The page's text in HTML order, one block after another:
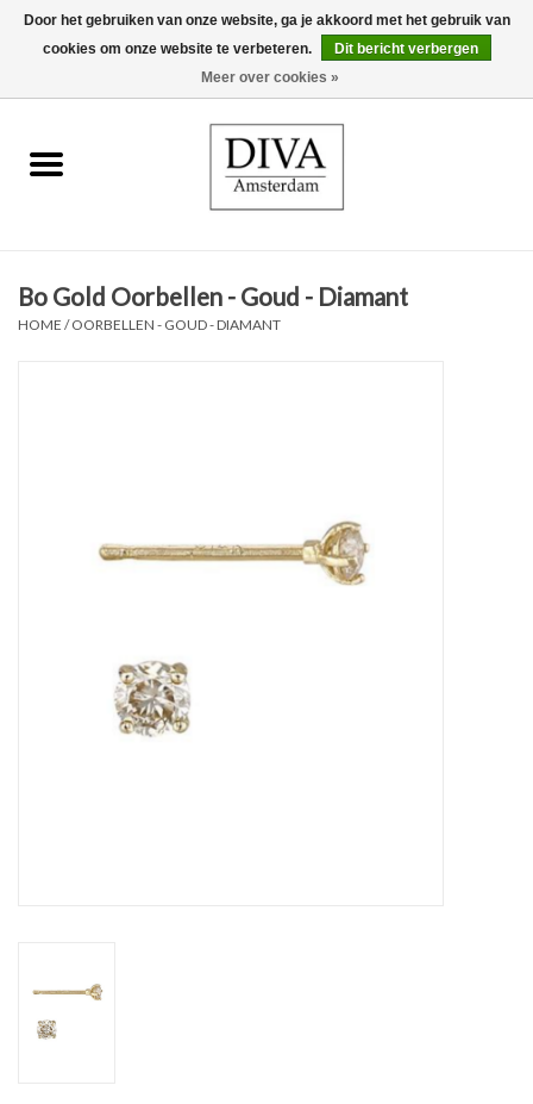
0 Artikelen - €0,00
Oorbellen
Ringen
Bo Gold Oorbellen - Goud - Diamant
HOME /OORBELLEN - GOUD - DIAMANT
Door het gebruiken van onze website, ga je akkoord met het gebruik van
cookies om onze website te verbeteren.
Dit bericht verbergen
Meer over cookies »